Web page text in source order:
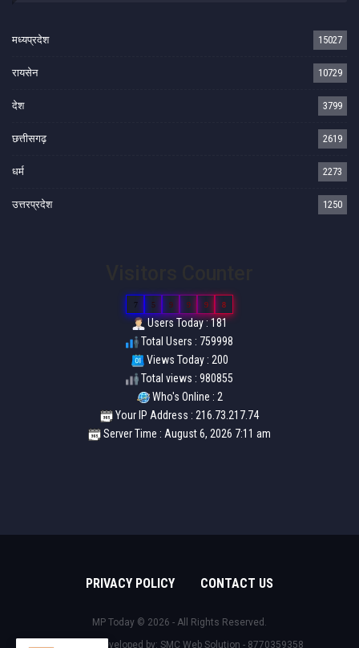
मध्यप्रदेश 15027
रायसेन 10729
देश 3799
छत्तीसगढ़ 2619
धर्म 2273
उत्तरप्रदेश 1250
7 5 9 9 9 8
Users Today : 181
Total Users : 759998
Views Today : 200
Total views : 980855
Who's Online : 2
Your IP Address : 216.73.217.74
Server Time : August 6, 2026 7:11 am
PRIVACY POLICY CONTACT US
MP Today © 2026 - All Rights Reserved.
Design & Developed by: SMC Web Solution - 8770359358